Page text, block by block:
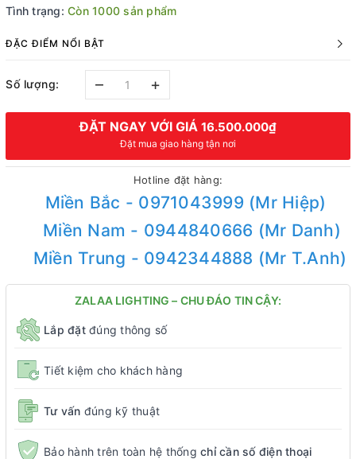
Tình trạng: Còn 1000 sản phẩm
ĐẶC ĐIỂM NỔI BẬT
Số lượng: – +
ĐẶT NGAY VỚI GIÁ 16.500.000₫
Đặt mua giao hàng tận nơi
Hotline đặt hàng:
Miền Bắc - 0971043999 (Mr Hiệp)
Miền Nam - 0944840666 (Mr Danh)
Miền Trung - 0942344888 (Mr T.Anh)
ZALAA LIGHTING – CHU ĐÁO TIN CẬY:
Lắp đặtđúng thông số
Tiết kiệm cho khách hàng
Tư vấn đúng kỹ thuật
Bảo hành trên toàn hệ thống chỉ cần số điện thoại